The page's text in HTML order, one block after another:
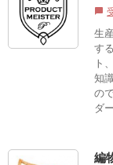
chat_bubble
生
す
ト
知
の
ダ
編